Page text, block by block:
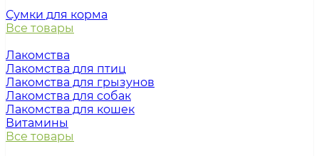
Сумки для корма
Все товары
Лакомства
Лакомства для птиц
Лакомства для грызунов
Лакомства для собак
Лакомства для кошек
Витамины
Все товары